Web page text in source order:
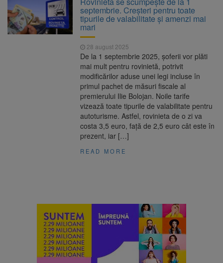
Ormeniș
6 august 2026
AUR a lansat platforma
suspeND.ro pentru urmărirea inițiativei de
suspendare a președintelui Nicușor Dan
Înalta Curte analizează
dosarul lui Călin Georgescu și Horațiu Potra.
Judecătorii decid dacă începe procesul
Strategia națională pentru
biodiversitate 2026-2030, adoptată de Senat.
Proiectul merge la promulgare
septembrie. Creșteri pentru toate
tipurile de valabilitate și amenzi mai
mari
28 august 2025
De la 1 septembrie 2025, șoferii vor plăti
mai mult pentru rovinietă, potrivit
modificărilor aduse unei legi incluse în
primul pachet de măsuri fiscale al
premierului Ilie Bolojan. Noile tarife
vizează toate tipurile de valabilitate pentru
autoturisme. Astfel, rovinieta de o zi va
costa 3,5 euro, față de 2,5 euro cât este în
prezent, iar […]
READ MORE